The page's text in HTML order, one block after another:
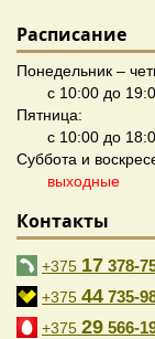
Расписание
Понедельник –
с 10:00 до
Пятница:
с 10:00 до
Суббота и
выходные
Контакты
+375 17 378-
+375 44 735-
+375 29 566-